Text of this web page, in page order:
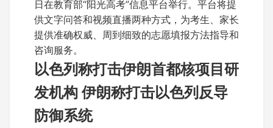
日在教育部“阳光高考”信息平台举行。平台将提
供文字问答和视频直播两种方式，为考生、家长
提供准确权威、周到细致的志愿填报方法指导和
咨询服务。
以色列称打击伊朗首都核项目研
发机构 伊朗称打击以色列反导
防御系统